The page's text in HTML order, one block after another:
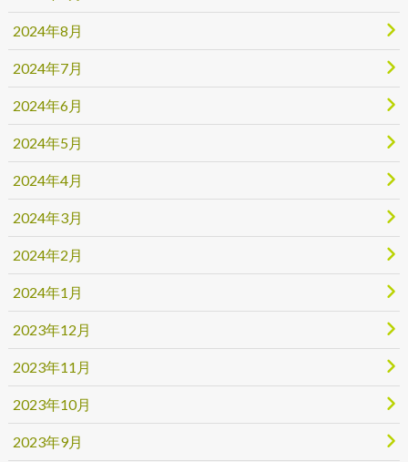
2024年8月
2024年7月
2024年6月
2024年5月
2024年4月
2024年3月
2024年2月
2024年1月
2023年12月
2023年11月
2023年10月
2023年9月